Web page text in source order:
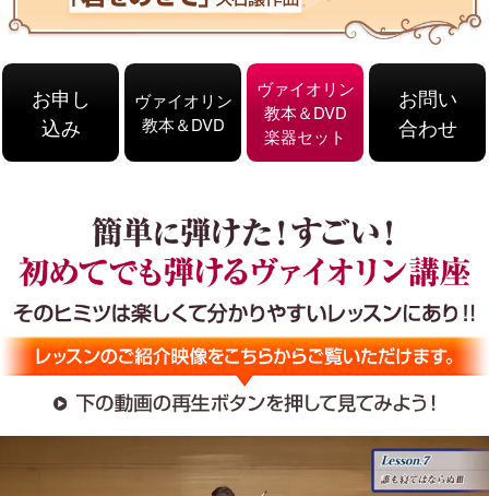
初めてのヴァイオリンを応援します！今なら期間
限定のプレゼントをご用意しています！
お申し
込み
ヴァイオリン
教本＆DVD
ヴァイオリン
教本＆DVD
楽器セット
お問い
合わせ